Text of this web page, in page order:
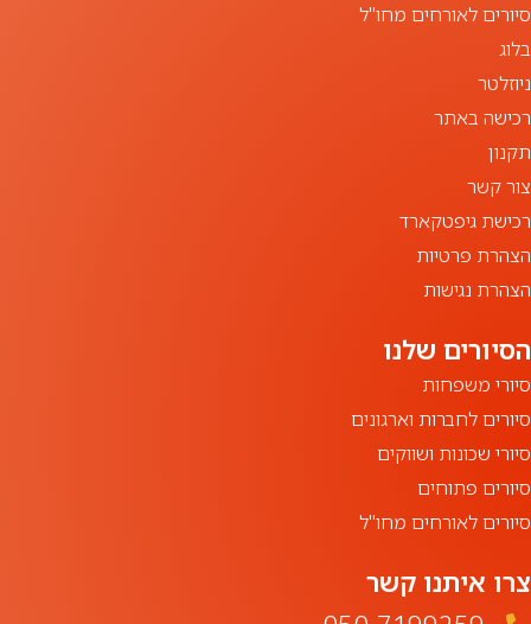
סיורים לאורחים מחו"ל
בלוג
ניוזלטר
רכישה באתר
תקנון
צור קשר
רכישת גיפטקארד
הצהרת פרטיות
הצהרת נגישות
סיורי משפחות
סיורים לחברות וארגונים
סיורי שכונות ושווקים
סיורים פתוחים
סיורים לאורחים מחו"ל
צרו איתנו קשר